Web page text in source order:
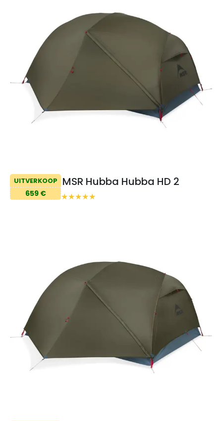
UITVERKOOP
659 €
MSR Hubba Hubba HD 2